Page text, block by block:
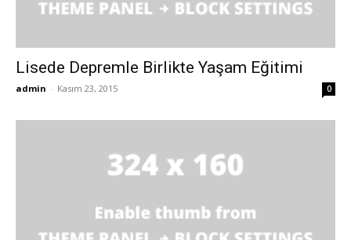
Lisede Depremle Birlikte Yaşam Eğitimi
admin - Kasım 23, 2015 0